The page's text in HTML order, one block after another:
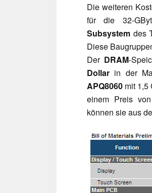
Die weiteren
für die 32-
Subsystem des
Diese
Der DRAM-
Dollar in der
APQ8060 mit 1,5
einem Preis von
können sie aus